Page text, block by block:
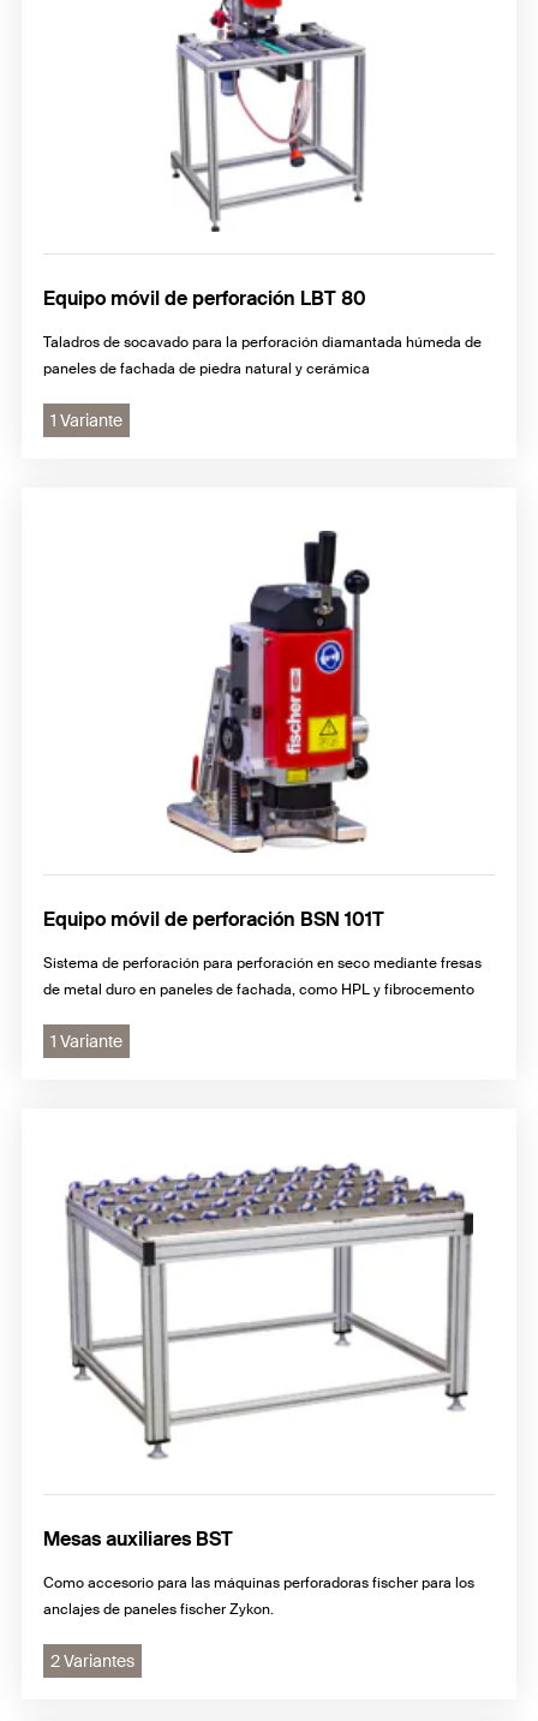
Equipo móvil de perforación LBT 80
Taladros de socavado para la perforación diamantada húmeda de
paneles de fachada de piedra natural y cerámica
1 Variante
Equipo móvil de perforación BSN 101T
Sistema de perforación para perforación en seco mediante fresas
de metal duro en paneles de fachada, como HPL y fibrocemento
1 Variante
Mesas auxiliares BST
Como accesorio para las máquinas perforadoras fischer para los
anclajes de paneles fischer Zykon.
2 Variantes